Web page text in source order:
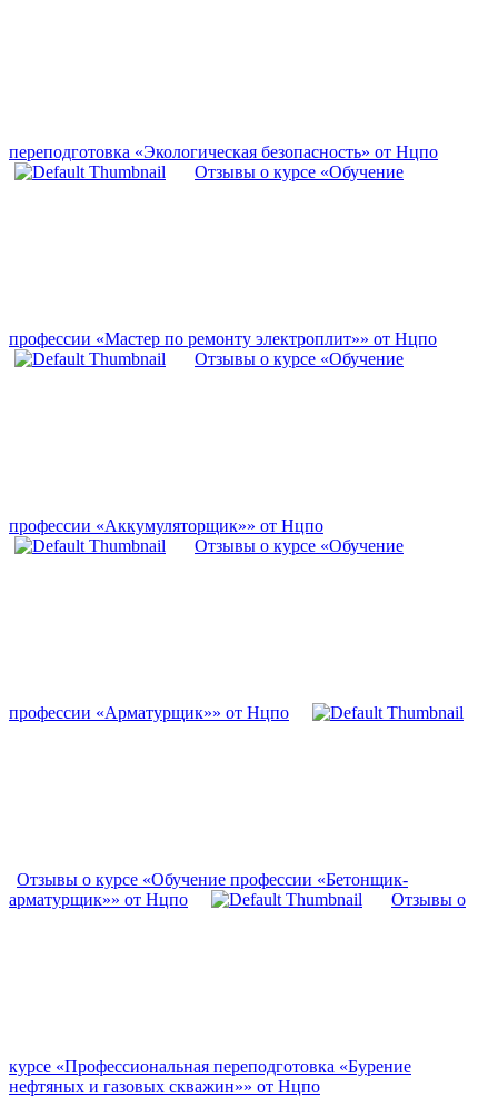
переподготовка «Экологическая безопасность» от Нцпо
Отзывы о курсе «Обучение
профессии «Мастер по ремонту электроплит»» от Нцпо
Отзывы о курсе «Обучение
профессии «Аккумуляторщик»» от Нцпо
Отзывы о курсе «Обучение
профессии «Арматурщик»» от Нцпо
Отзывы о курсе «Обучение профессии «Бетонщик-
арматурщик»» от Нцпо
Отзывы о
курсе «Профессиональная переподготовка «Бурение
нефтяных и газовых скважин»» от Нцпо